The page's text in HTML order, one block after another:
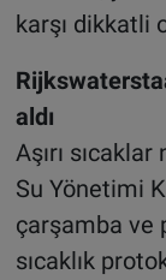
karşı dikkatli
aldı
Aşırı
Su Yönetimi
çarşamba ve
sıcaklık